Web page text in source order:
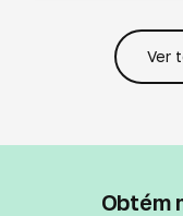
Ver
Obtém